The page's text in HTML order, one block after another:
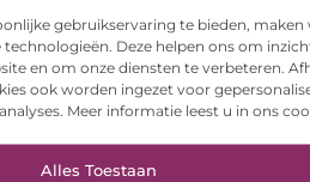
gebruikservaring te bieden, maken
Deze helpen ons om
en om onze diensten te verbeteren.
ook worden ingezet voor
Meer informatie leest u in ons
Alles Toestaan
functionerende fotostudio
duurzame gietvloer in Brabant
een vloerspecialist in Alkmaar